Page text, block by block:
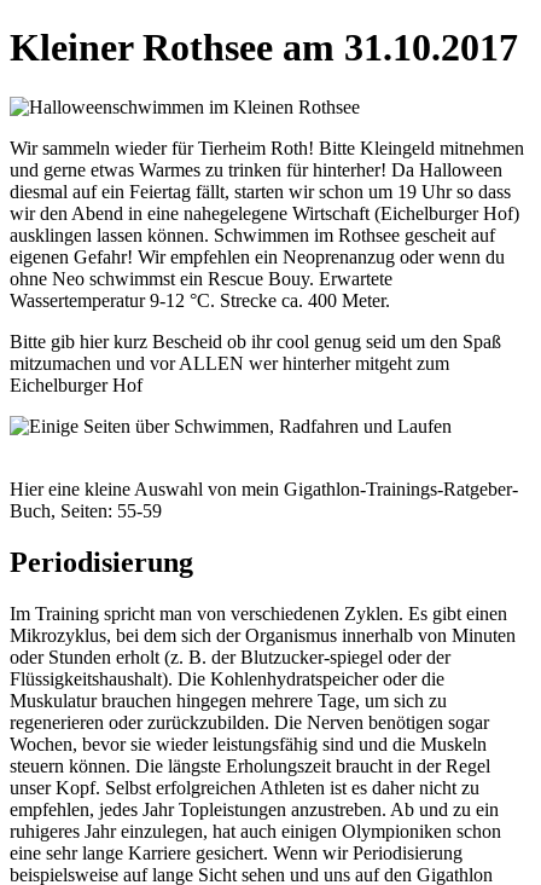
Kleiner Rothsee am 31.10.2017
Wir sammeln wieder für Tierheim Roth! Bitte Kleingeld mitnehmen
und gerne etwas Warmes zu trinken für hinterher! Da Halloween
diesmal auf ein Feiertag fällt, starten wir schon um 19 Uhr so dass
wir den Abend in eine nahegelegene Wirtschaft (Eichelburger Hof)
ausklingen lassen können. Schwimmen im Rothsee gescheit auf
eigenen Gefahr! Wir empfehlen ein Neoprenanzug oder wenn du
ohne Neo schwimmst ein Rescue Bouy. Erwartete
Wassertemperatur 9-12 °C. Strecke ca. 400 Meter.
Bitte gib hier kurz Bescheid ob ihr cool genug seid um den Spaß
mitzumachen und vor ALLEN wer hinterher mitgeht zum
Eichelburger Hof
Hier eine kleine Auswahl von mein Gigathlon-Trainings-Ratgeber-
Buch, Seiten: 55-59
Periodisierung
Im Training spricht man von verschiedenen Zyklen. Es gibt einen
Mikrozyklus, bei dem sich der Organismus innerhalb von Minuten
oder Stunden erholt (z. B. der Blutzucker-spiegel oder der
Flüssigkeitshaushalt). Die Kohlenhydratspeicher oder die
Muskulatur brauchen hingegen mehrere Tage, um sich zu
regenerieren oder zurückzubilden. Die Nerven benötigen sogar
Wochen, bevor sie wieder leistungsfähig sind und die Muskeln
steuern können. Die längste Erholungszeit braucht in der Regel
unser Kopf. Selbst erfolgreichen Athleten ist es daher nicht zu
empfehlen, jedes Jahr Topleistungen anzustreben. Ab und zu ein
ruhigeres Jahr einzulegen, hat auch einigen Olympioniken schon
eine sehr lange Karriere gesichert. Wenn wir Periodisierung
beispielsweise auf lange Sicht sehen und uns auf den Gigathlon